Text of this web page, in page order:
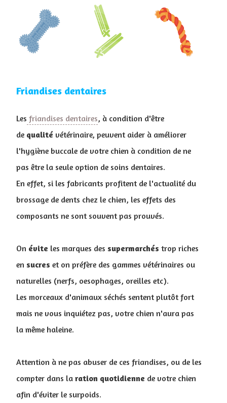
Friandises dentaires
Les friandises dentaires, à condition d'être
de qualité vétérinaire, peuvent aider à améliorer
l'hygiène buccale de votre chien à condition de ne
pas être la seule option de soins dentaires.
En effet, si les fabricants profitent de l'actualité du
brossage de dents chez le chien, les effets des
composants ne sont souvent pas prouvés.
On évite les marques des supermarchés trop riches
en sucres et on préfère des gammes vétérinaires ou
naturelles (nerfs, oesophages, oreilles etc).
Les morceaux d'animaux séchés sentent plutôt fort
mais ne vous inquiétez pas, votre chien n'aura pas
la même haleine.
Attention à ne pas abuser de ces friandises, ou de les
compter dans la ration quotidienne de votre chien
afin d'éviter le surpoids.